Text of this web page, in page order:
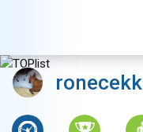
ronecekk